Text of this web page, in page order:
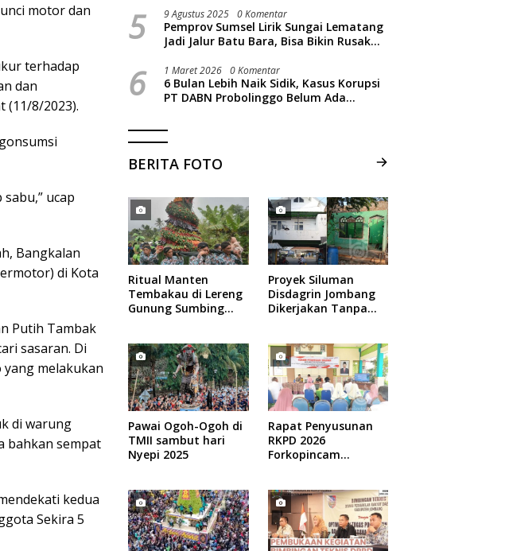
motor dan
terhadap
dan
(11/8/2023).
ucap
Bangkalan
di Kota
Putih Tambak
sasaran. Di
melakukan
di warung
bahkan sempat
kedua
Sekira 5
5 9 Agustus 2025 0 Komentar
Pemprov Sumsel Lirik Sungai Lematang
Jadi Jalur Batu Bara, Bisa Bikin Rusak
6 1 Maret 2026 0 Komentar
6 Bulan Lebih Naik Sidik, Kasus Korupsi
PT DABN Probolinggo Belum Ada
BERITA FOTO
Ritual Manten
Tembakau di Lereng
Gunung Sumbing
Proyek Siluman
Disdagrin Jombang
Dikerjakan Tanpa
Pawai Ogoh-Ogoh di
TMII sambut hari
Nyepi 2025
Rapat Penyusunan
RKPD 2026
Forkopincam